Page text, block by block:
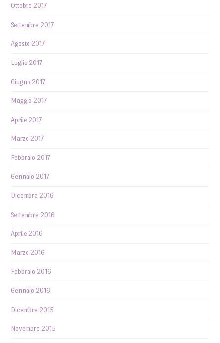
Ottobre 2017
Settembre 2017
Agosto 2017
Luglio 2017
Giugno 2017
Maggio 2017
Aprile 2017
Marzo 2017
Febbraio 2017
Gennaio 2017
Dicembre 2016
Settembre 2016
Aprile 2016
Marzo 2016
Febbraio 2016
Gennaio 2016
Dicembre 2015
Novembre 2015